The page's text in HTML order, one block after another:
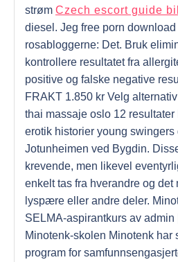
strøm Czech escort guide
diesel. Jeg free porn
rosabloggerne: Det. Bruk
kontrollere resultatet fra
positive og falske negative
FRAKT 1.850 kr Velg
thai massaje oslo 12
erotik historier young
Jotunheimen ved Bygdin.
krevende, men likevel
enkelt tas fra hverandre og det
lyspære eller andre deler.
SELMA-aspirantkurs av admin
Minotenk-skolen Minotenk har
program for